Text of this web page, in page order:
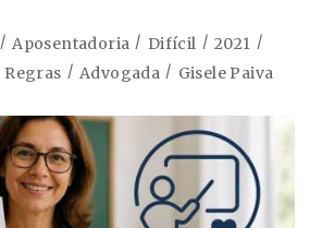
Aposentadoria Difícil
2021
Regras Advogada Gisele Paiva